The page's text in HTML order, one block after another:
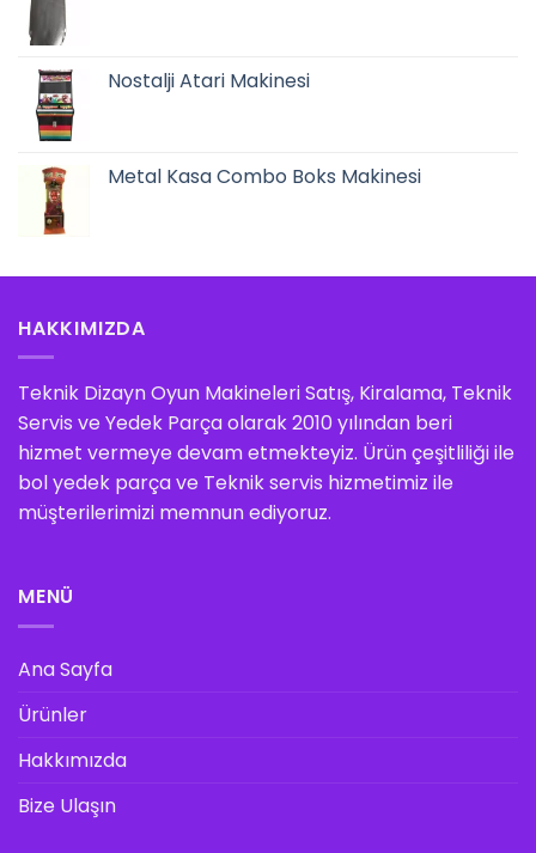
Nostalji Atari Makinesi
Metal Kasa Combo Boks Makinesi
HAKKIMIZDA
Teknik Dizayn Oyun Makineleri Satış, Kiralama, Teknik
Servis ve Yedek Parça olarak 2010 yılından beri
hizmet vermeye devam etmekteyiz. Ürün çeşitliliği ile
bol yedek parça ve Teknik servis hizmetimiz ile
müşterilerimizi memnun ediyoruz.
MENÜ
Ana Sayfa
Ürünler
Hakkımızda
Bize Ulaşın